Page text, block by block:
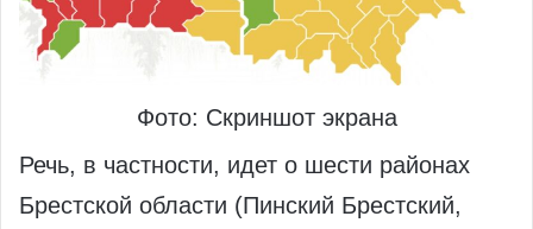
Фото: Скриншот экрана
Речь, в частности, идет о шести районах
Брестской области (Пинский Брестский,